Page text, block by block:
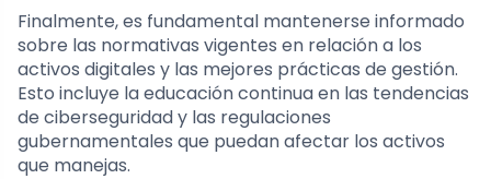
Finalmente, es fundamental mantenerse informado
sobre las normativas vigentes en relación a los
activos digitales y las mejores prácticas de gestión.
Esto incluye la educación continua en las tendencias
de ciberseguridad y las regulaciones
gubernamentales que puedan afectar los activos
que manejas.